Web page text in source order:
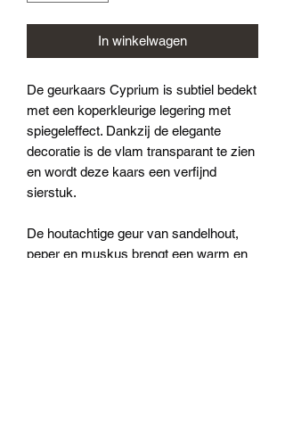
In winkelwagen
De geurkaars Cyprium is subtiel bedekt
met een koperkleurige legering met
spiegeleffect. Dankzij de elegante
decoratie is de vlam transparant te zien
en wordt deze kaars een verfijnd
sierstuk.
De houtachtige geur van sandelhout,
peper en muskus brengt een warm en